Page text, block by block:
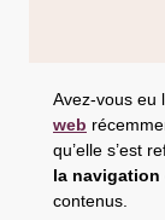
Avez-vous eu
web
qu’elle s’est
la navigation
contenus.